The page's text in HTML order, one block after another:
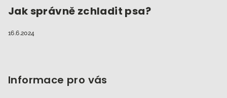
Jak správně zchladit psa?
16.6.2024
Informace pro vás